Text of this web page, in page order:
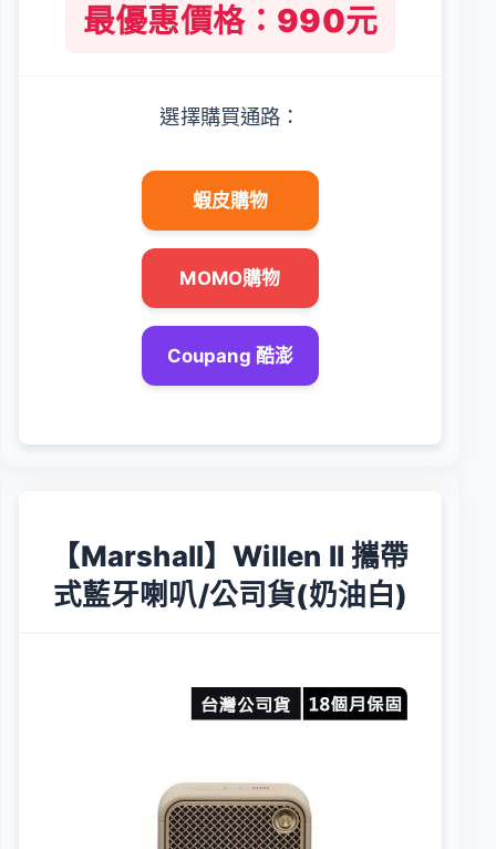
最優惠價格：990元
選擇購買通路：
蝦皮購物
MOMO購物
Coupang 酷澎
【Marshall】Willen II 攜帶
式藍牙喇叭/公司貨(奶油白)